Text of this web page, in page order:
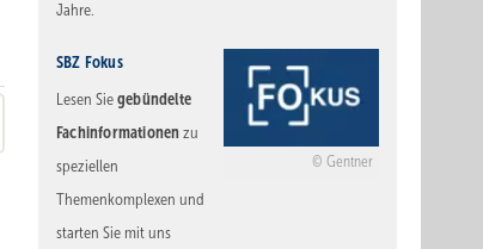
Jahre.
Gentner
SBZ Fokus
Lesen Sie gebündelte
Fachinformationen zu
speziellen
Themenkomplexen und
starten Sie mit uns